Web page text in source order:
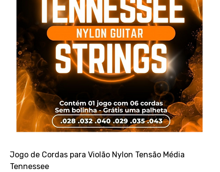
Jogo de Cordas para Violão Nylon Tensão Média
Tennessee